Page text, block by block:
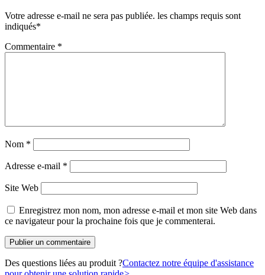
Votre adresse e-mail ne sera pas publiée. les champs requis sont
indiqués*
Commentaire *
Nom *
Adresse e-mail *
Site Web
Enregistrez mon nom, mon adresse e-mail et mon site Web dans
ce navigateur pour la prochaine fois que je commenterai.
Des questions liées au produit ?Contactez notre équipe d'assistance